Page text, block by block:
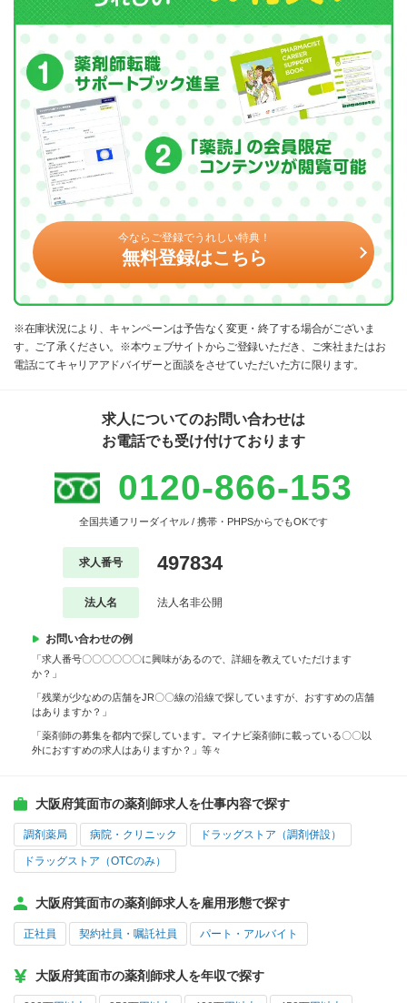
今ならご登録でうれしい特典！
無料登録はこちら
※在庫状況により、キャンペーンは予告なく変更・終了する場合がございま
す。ご了承ください。※本ウェブサイトからご登録いただき、ご来社またはお
電話にてキャリアアドバイザーと面談をさせていただいた方に限ります。
求人についてのお問い合わせは
お電話でも受け付けております
0120-866-153
全国共通フリーダイヤル / 携帯・PHPSからでもOKです
求人番号 497834
法人名 法人名非公開
お問い合わせの例
「求人番号〇〇〇〇〇〇に興味があるので、詳細を教えていただけます
か？」
「残業が少なめの店舗をJR〇〇線の沿線で探していますが、おすすめの店舗
はありますか？」
「薬剤師の募集を都内で探しています。マイナビ薬剤師に載っている〇〇以
外におすすめの求人はありますか？」等々
大阪府箕面市の薬剤師求人を仕事内容で探す
調剤薬局 病院・クリニック ドラッグストア（調剤併設）
ドラッグストア（OTCのみ）
大阪府箕面市の薬剤師求人を雇用形態で探す
正社員 契約社員・嘱託社員 パート・アルバイト
大阪府箕面市の薬剤師求人を年収で探す